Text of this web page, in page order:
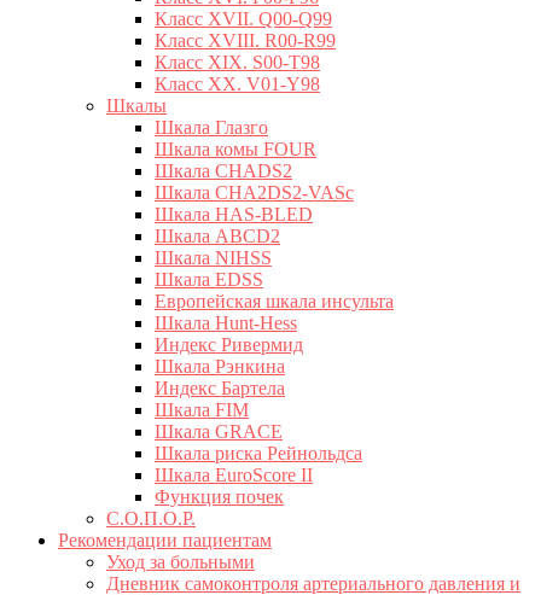
Класс XVII. Q00-Q99
Класс XVIII. R00-R99
Класс XIX. S00-T98
Класс XX. V01-Y98
Шкалы
Шкала Глазго
Шкала комы FOUR
Шкала CHADS2
Шкала CHA2DS2-VASc
Шкала HAS-BLED
Шкала ABCD2
Шкала NIHSS
Шкала EDSS
Европейская шкала инсульта
Шкала Hunt-Hess
Индекс Ривермид
Шкала Рэнкина
Индекс Бартела
Шкала FIM
Шкала GRACE
Шкала риска Рейнольдса
Шкала EuroScore II
Функция почек
С.О.П.О.Р.
Рекомендации пациентам
Уход за больными
Дневник самоконтроля артериального давления и